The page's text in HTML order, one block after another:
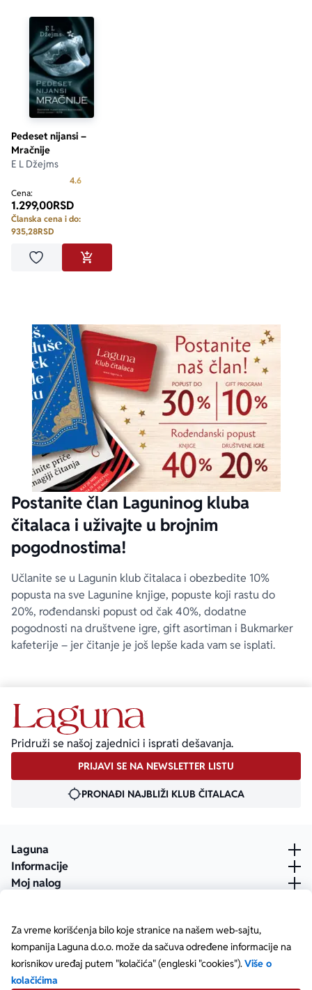
Za vreme korišćenja bilo koje stranice na našem web-sajtu,
kompanija Laguna d.o.o. može da sačuva određene informacije na
korisnikov uređaj putem "kolačića" (engleski "cookies").Više o
kolačićima
Pedeset nijansi –
Mračnije
E L Džejms
4.6Prosecna ocena je 4.6 od 5
Cena:
1.299,00RSD
Članska cena i do:
935,28RSD
Dodaj u omiljeneDODAJ U KORPU
Postanite član Laguninog kluba
čitalaca i uživajte u brojnim
pogodnostima!
Učlanite se u Lagunin klub čitalaca i obezbedite 10%
popusta na sve Lagunine knjige, popuste koji rastu do
20%, rođendanski popust od čak 40%, dodatne
pogodnosti na društvene igre, gift asortiman i Bukmarker
kafeterije – jer čitanje je još lepše kada vam se isplati.
Pridruži se našoj zajednici i isprati dešavanja.
PRIJAVI SE NA NEWSLETTER LISTU
PRONAĐI NAJBLIŽI KLUB ČITALACA
Laguna
Informacije
Moj nalog